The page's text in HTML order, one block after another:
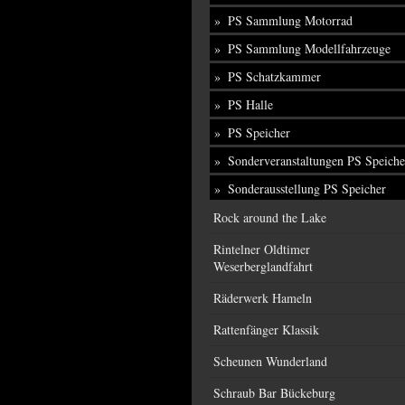
PS Sammlung Motorrad
PS Sammlung Modellfahrzeuge
PS Schatzkammer
PS Halle
PS Speicher
Sonderveranstaltungen PS
Sonderausstellung PS Speicher
Rock around the Lake
Rintelner Oldtimer
Weserberglandfahrt
Räderwerk Hameln
Rattenfänger Klassik
Scheunen Wunderland
Schraub Bar Bückeburg